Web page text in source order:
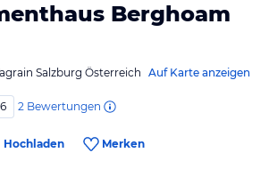
Berghoam
Salzburg Österreich Auf Karte anzeigen
2 Bewertungen
Hochladen Merken